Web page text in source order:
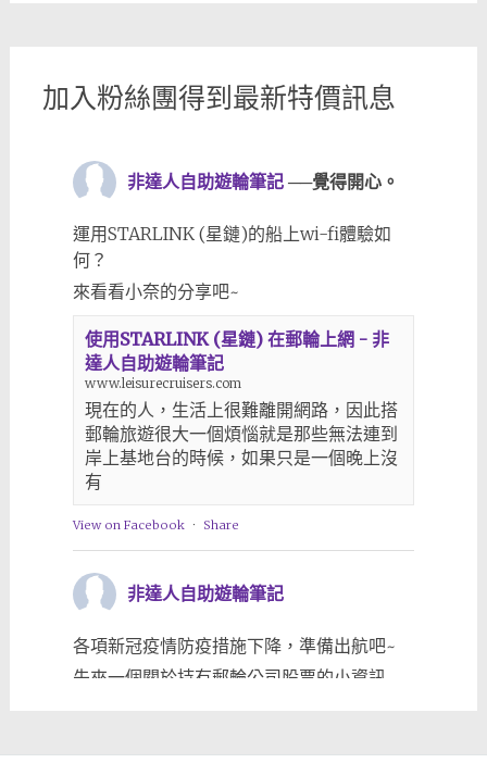
加入粉絲團得到最新特價訊息
非達人自助遊輪筆記 ──覺得開心。
運用STARLINK (星鏈)的船上wi-fi體驗如
何？
來看看小奈的分享吧~
使用STARLINK (星鏈) 在郵輪上網 - 非
達人自助遊輪筆記
www.leisurecruisers.com
現在的人，生活上很難離開網路，因此搭
郵輪旅遊很大一個煩惱就是那些無法連到
岸上基地台的時候，如果只是一個晚上沒
有
View on Facebook · Share
非達人自助遊輪筆記
各項新冠疫情防疫措施下降，準備出航吧~
先來一個關於持有郵輪公司股票的小資訊